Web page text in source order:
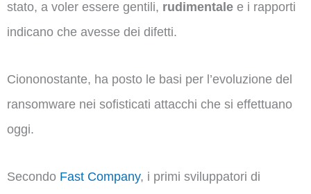
stato, a voler essere gentili, rudimentale e i rapporti
indicano che avesse dei difetti.
Ciononostante, ha posto le basi per l’evoluzione del
ransomware nei sofisticati attacchi che si effettuano
oggi.
Secondo Fast Company, i primi sviluppatori di